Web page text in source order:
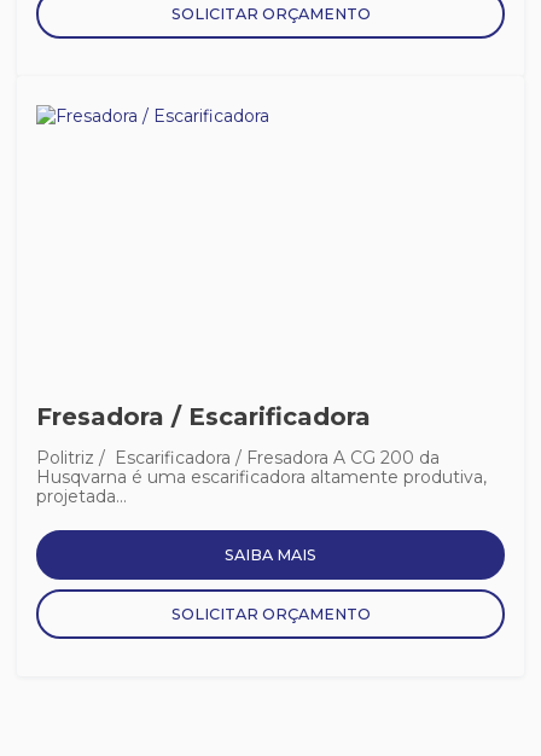
SOLICITAR ORÇAMENTO
Fresadora / Escarificadora
Politriz / Escarificadora / Fresadora A CG 200 da
Husqvarna é uma escarificadora altamente produtiva,
projetada...
SAIBA MAIS
SOLICITAR ORÇAMENTO